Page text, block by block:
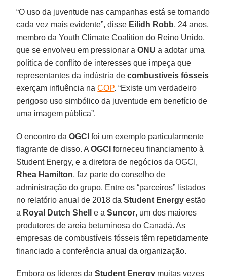
“O uso da juventude nas campanhas está se tornando
cada vez mais evidente”, disse Eilidh Robb, 24 anos,
membro da Youth Climate Coalition do Reino Unido,
que se envolveu em pressionar aONU a adotar uma
política de conflito de interesses que impeça que
representantes da indústria decombustíveis fósseis
exerçam influência naCOP. “Existe um verdadeiro
perigoso uso simbólico da juventude em benefício de
uma imagem pública”.
O encontro daOGCI foi um exemplo particularmente
flagrante de disso. AOGCI forneceu financiamento à
Student Energy, e a diretora de negócios da OGCI,
Rhea Hamilton, faz parte do conselho de
administração do grupo. Entre os “parceiros” listados
no relatório anual de 2018 daStudent Energy estão
a Royal Dutch Shell e aSuncor, um dos maiores
produtores de areia betuminosa do Canadá. As
empresas de combustíveis fósseis têm repetidamente
financiado a conferência anual da organização.
Embora os líderes daStudent Energy muitas vezes